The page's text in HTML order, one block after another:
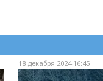
18 декабря 2024 16:45